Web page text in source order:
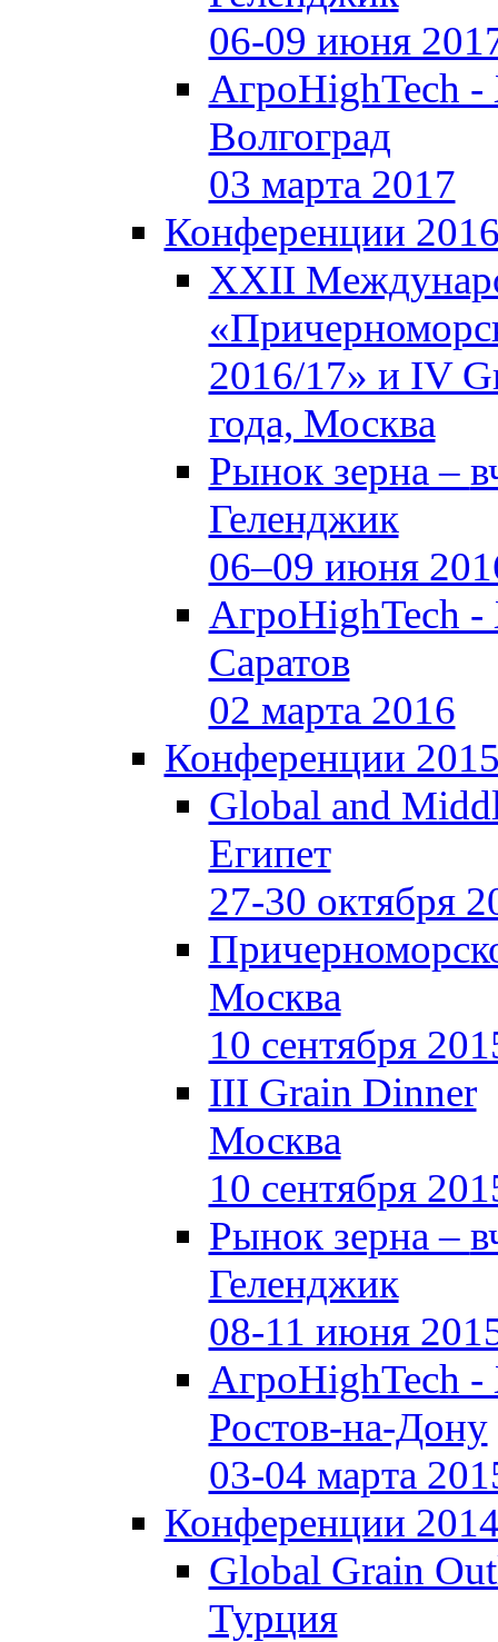
06-09 июня
АгроHighTech
Волгоград
03 марта 2017
Конференции
XXII
2016/17» и IV
года, Москва
Рынок зерна –
Геленджик
06–09 июня
АгроHighTech
Саратов
02 марта 2016
Конференции
Global and
Египет
27-30 октября
Москва
10 сентября
III Grain Dinner
Москва
10 сентября
Рынок зерна –
Геленджик
08-11 июня
АгроHighTech
Ростов-на-Дону
03-04 марта
Конференции
Global Grain
Турция